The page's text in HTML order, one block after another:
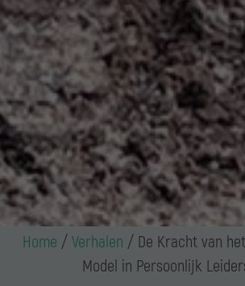
Home / Verhalen / De Kracht van
Model in Persoonlijk